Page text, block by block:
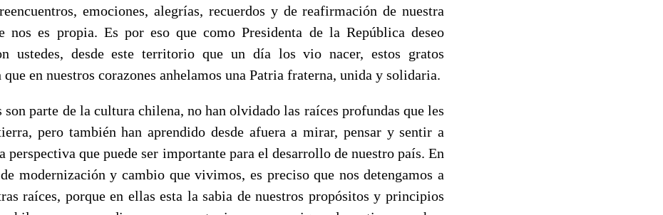
emociones, alegrías, recuerdos y de reafirmación de nuestra
nos es propia. Es por eso que como Presidenta de la República deseo
ustedes, desde este territorio que un día los vio nacer, estos gratos
que en nuestros corazones anhelamos una Patria fraterna, unida y solidaria.
parte de la cultura chilena, no han olvidado las raíces profundas que les
pero también han aprendido desde afuera a mirar, pensar y sentir a
perspectiva que puede ser importante para el desarrollo de nuestro país. En
modernización y cambio que vivimos, es preciso que nos detengamos a
raíces, porque en ellas esta la sabia de nuestros propósitos y principios